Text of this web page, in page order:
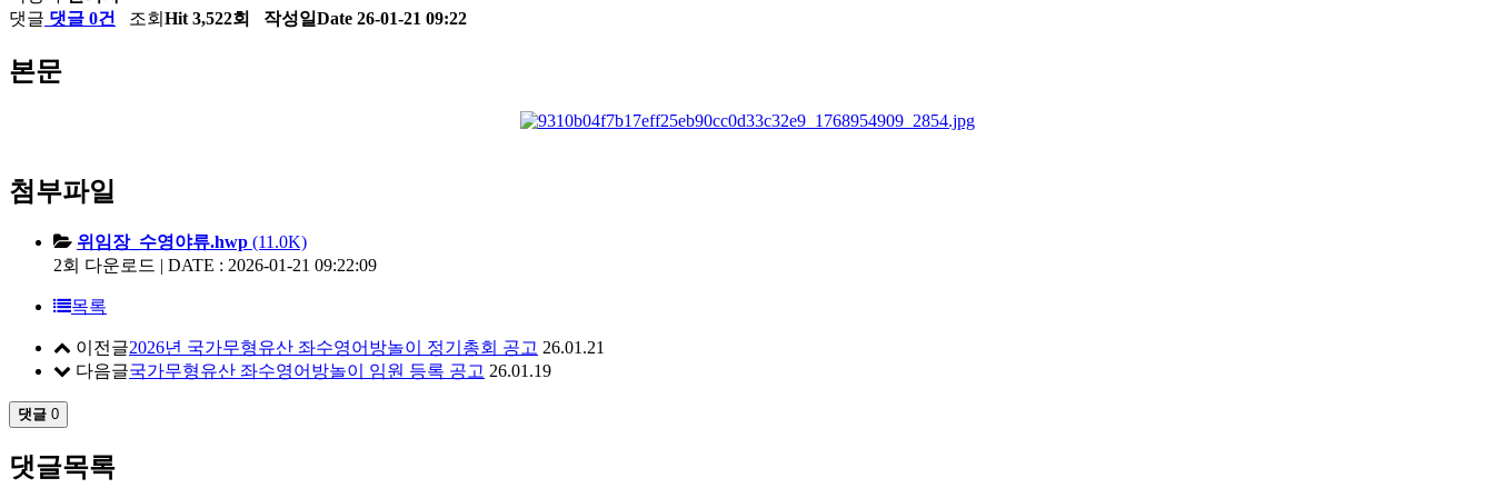
댓글 댓글 0건 조회 Hit 3,522회 작성일Date 26-01-21 09:22
본문
첨부파일
위임장_수영야류.hwp (11.0K)
2회 다운로드 | DATE : 2026-01-21 09:22:09
목록
이전글2026년 국가무형유산 좌수영어방놀이 정기총회 공고 26.01.21
다음글국가무형유산 좌수영어방놀이 임원 등록 공고 26.01.19
댓글 0
댓글목록